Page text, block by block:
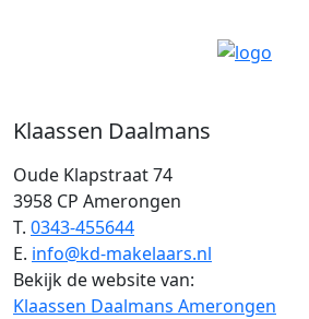
Klaassen Daalmans
Oude Klapstraat 74
3958 CP Amerongen
T. 0343-455644
E. info@kd-makelaars.nl
Bekijk de website van:
Klaassen Daalmans Amerongen